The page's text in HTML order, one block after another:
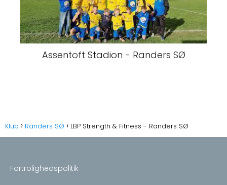
Assentoft Stadion - Randers SØ
Klub Randers SØ LBP Strength & Fitness - Randers SØ
Fortrolighedspolitik